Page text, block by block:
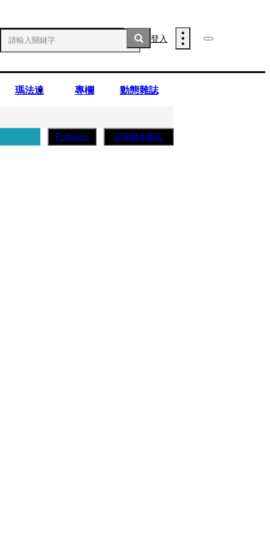
登入
瑪法達 專欄 動態雜誌
Podcasts 訂閱紙本雜誌